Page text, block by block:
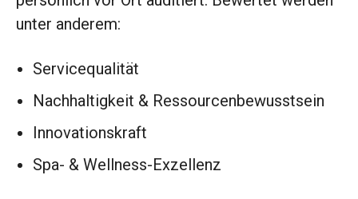
unter anderem:
Servicequalität
Nachhaltigkeit & Ressourcenbewusstsein
Innovationskraft
Spa- & Wellness-Exzellenz